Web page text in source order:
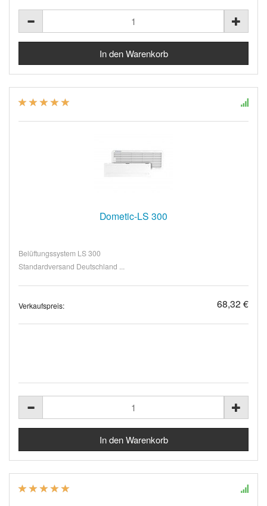
Dometic-LS 300
Belüftungssystem LS 300
Standardversand Deutschland ...
Verkaufspreis: 68,32 €